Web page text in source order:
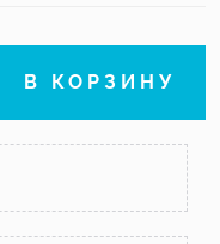
В КОРЗИНУ